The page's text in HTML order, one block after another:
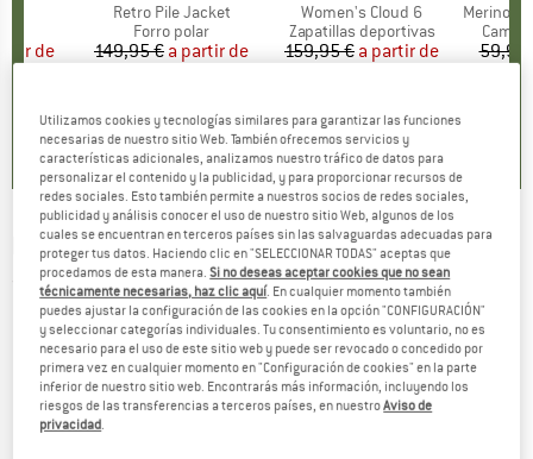
reducido
de
)
Artículo
Retro Pile Jacket
Product group
Forro polar
Precio
149,95 € Precio reducido
a partir de
4,6(71 )
Artículo
Women's Cloud 6
Product group
Zapatillas deportivas
Precio
159,95 € Precio reducido
a partir de
4,7(48
Artículo
MerinoMix150
59,95
NIKIN -Treejacket Fleece - Forro polar
(0)
Utilizamos cookies y tecnologías similares para garantizar las funciones
necesarias de nuestro sitio Web. También ofrecemos servicios y
características adicionales, analizamos nuestro tráfico de datos para
personalizar el contenido y la publicidad, y para proporcionar recursos de
redes sociales. Esto también permite a nuestros socios de redes sociales,
publicidad y análisis conocer el uso de nuestro sitio Web, algunos de los
cuales se encuentran en terceros países sin las salvaguardas adecuadas para
proteger tus datos. Haciendo clic en "SELECCIONAR TODAS" aceptas que
procedamos de esta manera.Si no deseas aceptar cookies que no sean
técnicamente necesarias, haz clic aquí. En cualquier momento también
puedes ajustar la configuración de las cookies en la opción "CONFIGURACIÓN"
y seleccionar categorías individuales. Tu consentimiento es voluntario, no es
necesario para el uso de este sitio web y puede ser revocado o concedido por
primera vez en cualquier momento en "Configuración de cookies" en la parte
inferior de nuestro sitio web. Encontrarás más información, incluyendo los
riesgos de las transferencias a terceros países, en nuestroAviso de
privacidad